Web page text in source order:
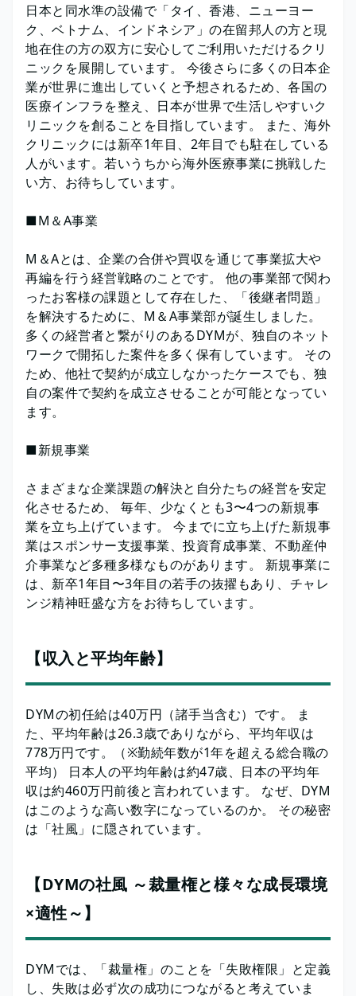
日本と同水準の設備で「タイ、香港、ニューヨー
ク、ベトナム、インドネシア」の在留邦人の方と現
地在住の方の双方に安心してご利用いただけるクリ
ニックを展開しています。 今後さらに多くの日本企
業が世界に進出していくと予想されるため、各国の
医療インフラを整え、日本が世界で生活しやすいク
リニックを創ることを目指しています。 また、海外
クリニックには新卒1年目、2年目でも駐在している
人がいます。若いうちから海外医療事業に挑戦した
い方、お待ちしています。
■M＆A事業
M＆Aとは、企業の合併や買収を通じて事業拡大や
再編を行う経営戦略のことです。 他の事業部で関わ
ったお客様の課題として存在した、「後継者問題」
を解決するために、M＆A事業部が誕生しました。
多くの経営者と繋がりのあるDYMが、独自のネット
ワークで開拓した案件を多く保有しています。 その
ため、他社で契約が成立しなかったケースでも、独
自の案件で契約を成立させることが可能となってい
ます。
■新規事業
さまざまな企業課題の解決と自分たちの経営を安定
化させるため、 毎年、少なくとも3〜4つの新規事
業を立ち上げています。 今までに立ち上げた新規事
業はスポンサー支援事業、投資育成事業、不動産仲
介事業など多種多様なものがあります。 新規事業に
は、新卒1年目〜3年目の若手の抜擢もあり、チャレ
ンジ精神旺盛な方をお待ちしています。
【収入と平均年齢】
DYMの初任給は40万円（諸手当含む）です。 ま
た、平均年齢は26.3歳でありながら、平均年収は
778万円です。（※勤続年数が1年を超える総合職の
平均） 日本人の平均年齢は約47歳、日本の平均年
収は約460万円前後と言われています。 なぜ、DYM
はこのような高い数字になっているのか。 その秘密
は「社風」に隠されています。
【DYMの社風 ～裁量権と様々な成長環境
×適性～】
DYMでは、「裁量権」のことを「失敗権限」と定義
し、失敗は必ず次の成功につながると考えていま